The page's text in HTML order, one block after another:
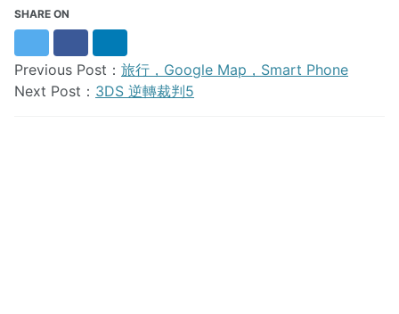
SHARE ON
Previous Post： 旅行，Google Map，Smart Phone
Next Post： 3DS 逆轉裁判5